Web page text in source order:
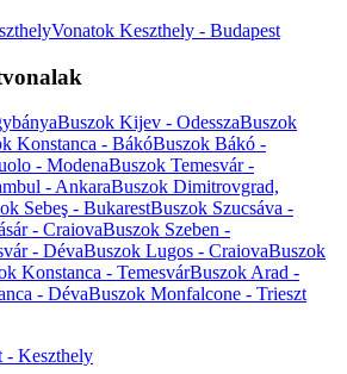
Vonatok Keszthely - Budapest
Buszok Kijev - OdesszaBuszok
Konstanca - BákóBuszok Bákó -
- ModenaBuszok Temesvár -
- AnkaraBuszok Dimitrovgrad,
Sebeş - BukarestBuszok Szucsáva -
- CraiovaBuszok Szeben -
- DévaBuszok Lugos - CraiovaBuszok
Konstanca - TemesvárBuszok Arad -
- DévaBuszok Monfalcone - Trieszt
- Keszthely